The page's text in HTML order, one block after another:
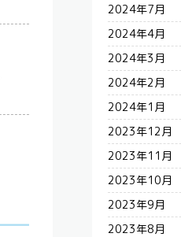
2024年7月
2024年4月
2024年3月
2024年2月
2024年1月
2023年12月
2023年11月
2023年10月
2023年9月
2023年8月